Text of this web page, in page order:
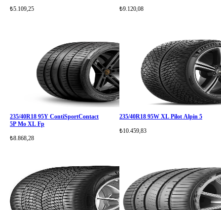
₺5.109,25 ₺9.120,08
235/40R18 95Y ContiSportContact
5P Mo XL Fp
₺8.868,28
235/40R18 95W XL Pilot Alpin 5
₺10.459,83